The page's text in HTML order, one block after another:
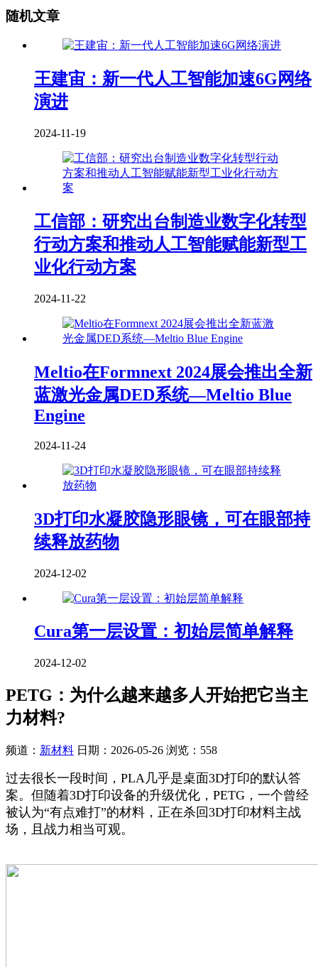
随机文章
王建宙：新一代人工智能加速6G网络
演进
2024-11-19
工信部：研究出台制造业数字化转型
行动方案和推动人工智能赋能新型工
业化行动方案
2024-11-22
Meltio在Formnext 2024展会推出全新
蓝激光金属DED系统—Meltio Blue
Engine
2024-11-24
3D打印水凝胶隐形眼镜，可在眼部持
续释放药物
2024-12-02
Cura第一层设置：初始层简单解释
2024-12-02
PETG：为什么越来越多人开始把它当主
力材料?
频道： 新材料 日期： 2026-05-26 浏览：558
过去很长一段时间，PLA几乎是桌面3D打印的默认答
案。但随着3D打印设备的升级优化，PETG，一个曾经
被认为“有点难打”的材料，正在杀回3D打印材料主战
场，且战力相当可观。